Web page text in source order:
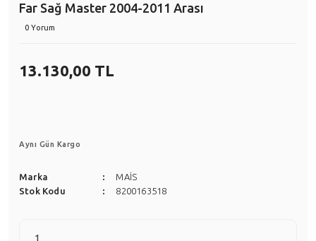
Far Sağ Master 2004-2011 Arası
0 Yorum
13.130,00 TL
Aynı Gün Kargo
Marka
MAİS
Stok Kodu
8200163518